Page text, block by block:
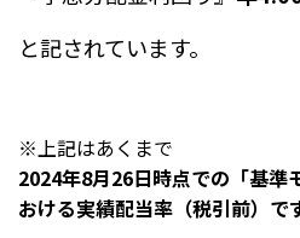
と記されています。
※上記はあくまで
2024年8月26日時点での「基準
おける実績配当率（税引前）です